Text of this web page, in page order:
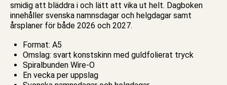
smidig att bläddra i och lätt att vika ut helt. Dagboken
innehåller svenska namnsdagar och helgdagar samt
årsplaner för både 2026 och 2027.
Format: A5
Omslag: svart konstskinn med guldfolierat tryck
Spiralbunden Wire-O
En vecka per uppslag